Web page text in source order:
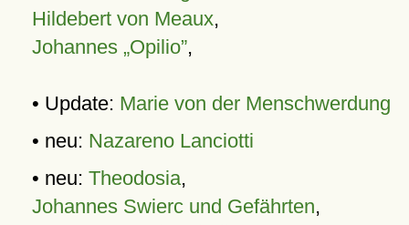
Hildebert von Meaux,
Johannes „Opilio”,
• Update: Marie von der Menschwerdung
• neu: Nazareno Lanciotti
• neu: Theodosia,
Johannes Swierc und Gefährten,